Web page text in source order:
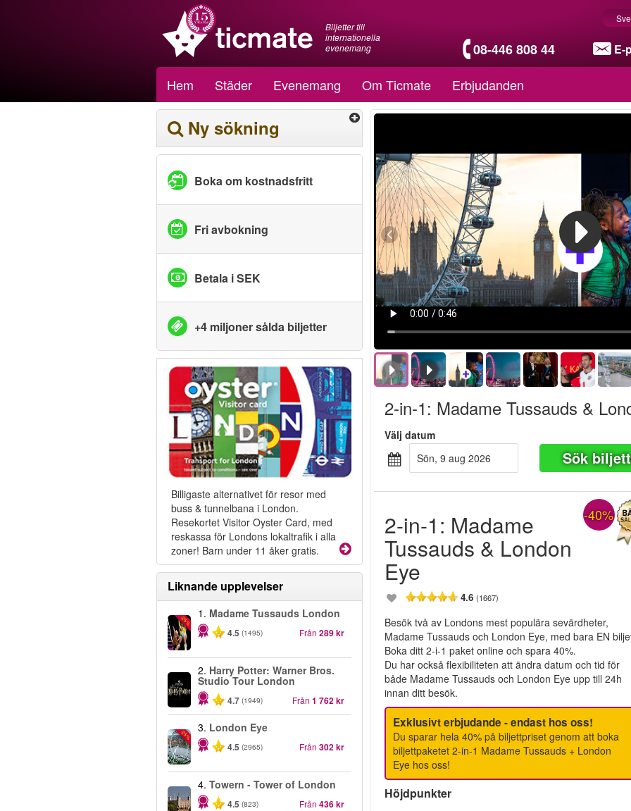
Biljetter till
internationella
evenemang
08-446 808 44 E-
Hem Städer Evenemang Om Ticmate Erbjudanden
Ny sökning
Boka om kostnadsfritt
Fri avbokning
Betala i SEK
+4 miljoner sålda biljetter
Billigaste alternativet för resor med
buss & tunnelbana i London.
Resekortet Visitor Oyster Card, med
reskassa för Londons lokaltrafik i alla
zoner! Barn under 11 åker gratis.
Liknande upplevelser
-25%
1. Madame Tussauds London
4.5 (1495) Från 289 kr
2. Harry Potter: Warner Bros.
Studio Tour London
4.7 (1949) Från 1 762 kr
-25%
3. London Eye
4.5 (2965) Från 302 kr
4. Towern - Tower of London
4.5 (823) Från 436 kr
2-in-1: Madame Tussauds &
Välj datum
sön, 9 aug 2026
Sök
2-in-1: Madame
Tussauds & London
Eye
-40%
4.6(1667)
Besök två av Londons mest populära sevärdheter,
Madame Tussauds och London Eye, med bara EN
Boka ditt 2-i-1 paket online och spara 40%.
Du har också flexibiliteten att ändra datum och tid för
både Madame Tussauds och London Eye upp till 24h
innan ditt besök.
Exklusivt erbjudande - endast hos oss!
Du sparar hela 40% på biljettpriset genom att boka
biljettpaketet 2-in-1 Madame Tussauds + London
Eye hos oss!
Höjdpunkter